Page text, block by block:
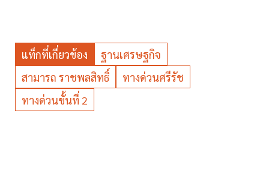
แท็กที่เกี่ยวข้อง
ฐานเศรษฐกิจ
สามารถ ราชพลสิทธิ์
ทางด่วนศรีรัช
ทางด่วนขั้นที่ 2